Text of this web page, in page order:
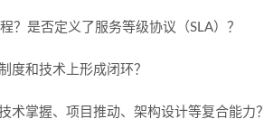
？是否定义了服务等级协议（SLA）？
度和技术上形成闭环？
术掌握、项目推动、架构设计等复合能力？